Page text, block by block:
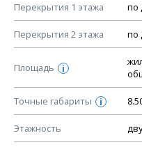
Перекрытия 1 этажа по
Перекрытия 2 этажа по
Площадь i
Точные габариты i
Этажность
Планы перекрытий
Устройство
Устройство стен
Спецификация
Схема расположения
Схема расположения